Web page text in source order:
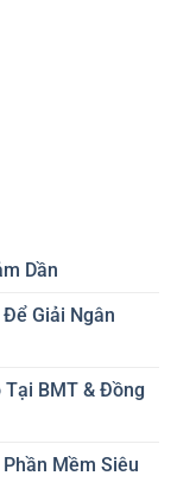
Dần
Giải Ngân
Tại BMT & Đồng
Mềm Siêu